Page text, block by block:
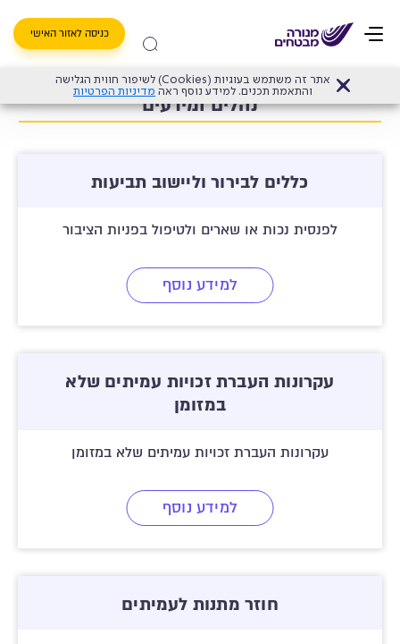
כניסה לאזור האישי
אתר זה משתמש בעוגיות (Cookies) לשיפור חווית הגלישה
והתאמת תכנים. למידע נוסף ראה מדיניות הפרטיות
אודות מנורה מבטחים פנסיה וגמל בע"מ > נהלים ומידעים
נהלים ומידעים
כללים לבירור וליישוב תביעות
לפנסית נכות או שארים ולטיפול בפניות הציבור
למידע נוסף
עקרונות העברת זכויות עמיתים שלא
במזומן
עקרונות העברת זכויות עמיתים שלא במזומן
למידע נוסף
חוזר מתנות לעמיתים